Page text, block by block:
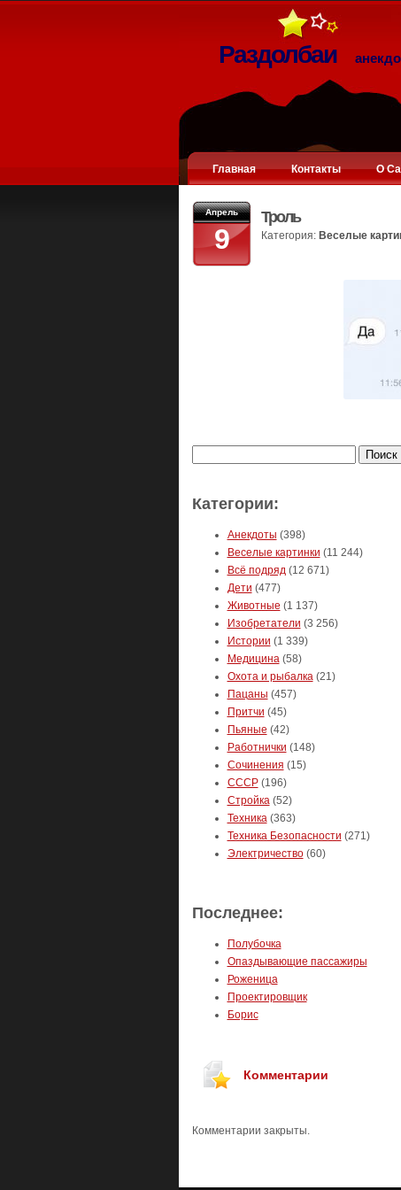
Раздолбаи
Главная Контакты О
Апрель
9
Троль
Категория: Веселые
Категории:
Анекдоты (398)
Веселые картинки (11 244)
Всё подряд(12 671)
Дети (477)
Животные (1 137)
Изобретатели (3 256)
Истории (1 339)
Медицина(58)
Охота и рыбалка(21)
Пацаны (457)
Притчи (45)
Пьяные (42)
Работнички (148)
Сочинения (15)
СССР(196)
Стройка(52)
Техника(363)
Техника Безопасности (271)
Электричество(60)
Последнее:
Полубочка
Опаздывающие пассажиры
Роженица
Проектировщик
Борис
Комментарии
Комментарии закрыты.